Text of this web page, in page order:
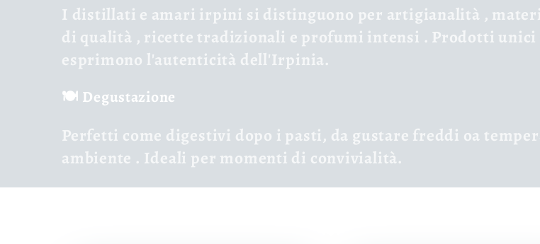
I distillati e amari irpini si distinguono per artigianalità ,
di qualità , ricette tradizionali e profumi intensi . Prodotti unici
esprimono l'autenticità dell'Irpinia.
🍽️ Degustazione
Perfetti come digestivi dopo i pasti, da gustare freddi oa
ambiente . Ideali per momenti di convivialità.